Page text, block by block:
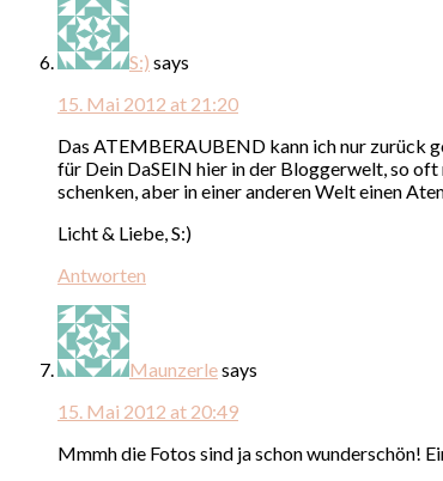
S:) says
15. Mai 2012 at 21:20
Das ATEMBERAUBEND kann ich nur zurück
für Dein DaSEIN hier in der Bloggerwelt, so
schenken, aber in einer anderen Welt einen
Licht & Liebe, S:)
Antworten
Maunzerlesays
15. Mai 2012 at 20:49
Mmmh die Fotos sind ja schon wunderschön!